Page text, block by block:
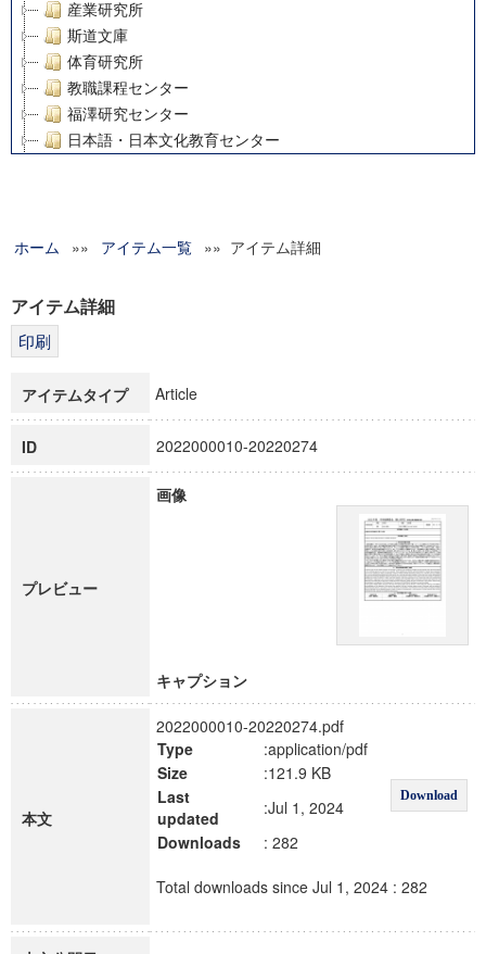
産業研究所
斯道文庫
体育研究所
教職課程センター
福澤研究センター
日本語・日本文化教育センター
グローバルリサーチインスティテュート
科学研究費補助金研究成果報告書
博士課程教育リーディングプログラム「超成熟社会発展のサ
ホーム »» アイテム一覧 »» アイテム詳細
アイテム詳細
アイテムタイプ Article
ID 2022000010-20220274
プレビュー
画像
キャプション
本文
2022000010-20220274.pdf
Type
:application/pdf
Download
Size
:121.9 KB
Last
updated
:Jul 1, 2024
Downloads
: 282
Total downloads since Jul 1, 2024 : 282